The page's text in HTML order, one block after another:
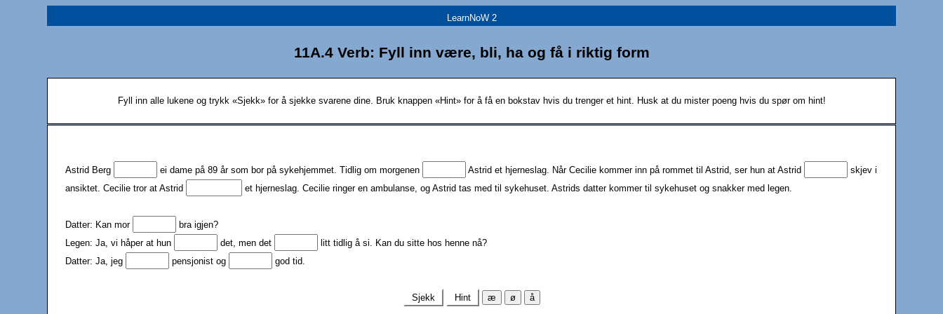
LearnNoW 2
11A.4 Verb: Fyll inn være, bli, ha og få i riktig form
Fyll inn alle lukene og trykk «Sjekk» for å sjekke svarene dine. Bruk knappen «Hint» for å få en bokstav hvis du trenger et hint. Husk at du mister poeng hvis du spør om hint!
Astrid Berg ei dame på 89 år som bor på sykehjemmet. Tidlig om morgenen Astrid et hjerneslag. Når Cecilie kommer inn på rommet til Astrid, ser hun at Astrid
skjev i
ansiktet. Cecilie tror at Astrid
et hjerneslag. Cecilie ringer en ambulanse, og Astrid tas med til sykehuset. Astrids datter kommer til sykehuset og snakker med legen.
Datter: Kan mor
bra igjen?
Legen: Ja, vi håper at hun
det, men det
litt tidlig å si. Kan du sitte hos henne nå?
Datter: Ja, jeg
pensjonist og god tid.
Sjekk Hint æ ø å